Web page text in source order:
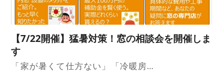
【7/22開催】猛暑対策！窓の相談会を開催しま
す
「家が暑くて仕方ない」「冷暖房…